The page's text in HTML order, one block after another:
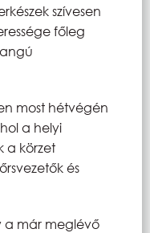
szívesen
főleg
most hétvégén
a helyi
a körzet
és
a már meglévő